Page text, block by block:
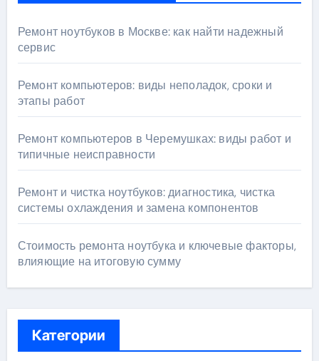
Ремонт ноутбуков в Москве: как найти надежный
сервис
Ремонт компьютеров: виды неполадок, сроки и
этапы работ
Ремонт компьютеров в Черемушках: виды работ и
типичные неисправности
Ремонт и чистка ноутбуков: диагностика, чистка
системы охлаждения и замена компонентов
Стоимость ремонта ноутбука и ключевые факторы,
влияющие на итоговую сумму
Категории